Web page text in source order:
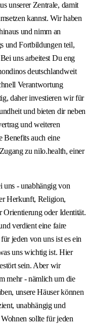
unserer Zentrale, damit
kannst. Wir haben
und nimm an
und Fortbildungen teil,
uns arbeitest Du eng
deutschlandweit
Verantwortung
daher investieren wir für
und bieten dir neben
und weiteren
Benefits auch eine
zu nilo.health, einer
uns - unabhängig von
Herkunft, Religion,
Orientierung oder Identität.
verdient eine faire
jeden von uns ist es ein
uns wichtig ist. Hier
sein. Aber wir
mehr - nämlich um die
unsere Häuser können
unabhängig und
sollte für jeden